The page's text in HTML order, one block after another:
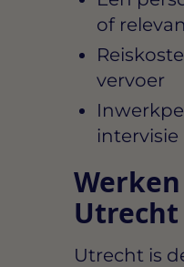
of
vervoer
Utrecht
Utrecht is